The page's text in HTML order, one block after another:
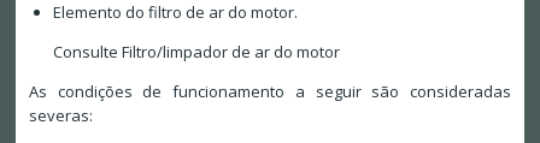
Elemento do filtro de ar do motor.
Consulte Filtro/limpador de ar do motor
As condições de funcionamento a seguir são consideradas
severas: